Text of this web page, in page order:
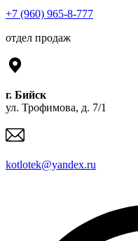
+7 (960) 965-8-777
отдел продаж
г. Бийск
ул. Трофимова, д. 7/1
kotlotek@yandex.ru